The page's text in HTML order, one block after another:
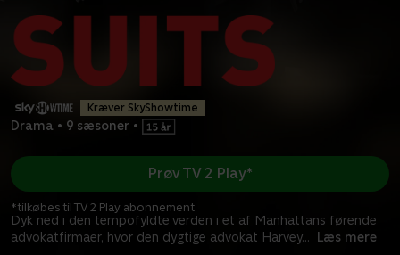
Kræver SkyShowtime
Drama • 9 sæsoner •
Dyk ned i den tempofyldte verden i et af Manhattans førende
advokatfirmaer, hvor den dygtige advokat Harvey... Læs mere
Prøv TV 2 Play*
*tilkøbes til TV 2 Play abonnement